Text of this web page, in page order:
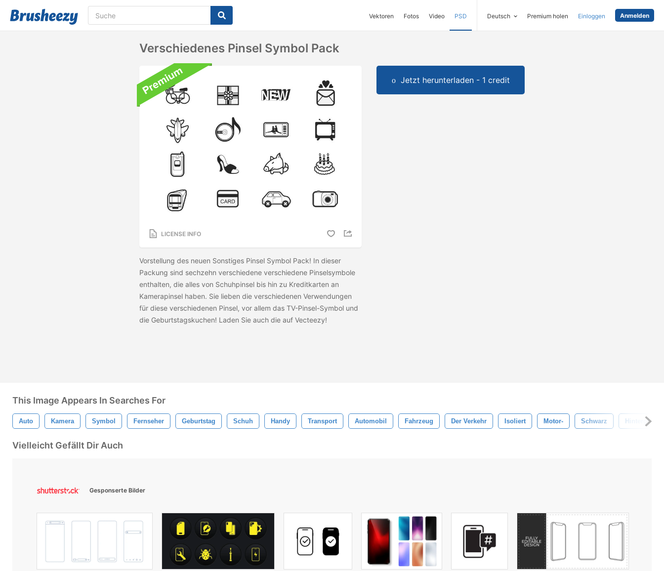
Vektoren Fotos Video PSD Deutsch Premium holen Einloggen Anmelden
Verschiedenes Pinsel Symbol Pack
LICENSE INFO
Vorstellung des neuen Sonstiges Pinsel Symbol Pack! In dieser
Packung sind sechzehn verschiedene verschiedene Pinselsymbole
enthalten, die alles von Schuhpinsel bis hin zu Kreditkarten an
Kamerapinsel haben. Sie lieben die verschiedenen Verwendungen
für diese verschiedenen Pinsel, vor allem das TV-Pinsel-Symbol und
die Geburtstagskuchen! Laden Sie auch die auf Vecteezy!
Jetzt herunterladen - 1 credit
This Image Appears In Searches For
Auto Kamera Symbol Fernseher Geburtstag Schuh Handy Transport Automobil Fahrzeug Der Verkehr Isoliert Motor- Schwarz Hintergrund
Vielleicht Gefällt Dir Auch
Gesponserte Bilder